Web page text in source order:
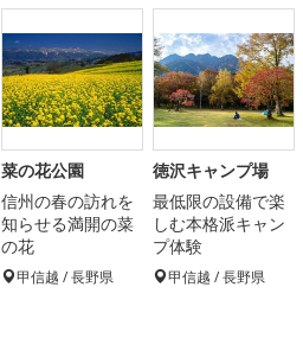
菜の花公園
信州の春の訪れを
知らせる満開の菜
の花
甲信越 / 長野県
徳沢キャンプ場
最低限の設備で楽
しむ本格派キャン
プ体験
甲信越 / 長野県